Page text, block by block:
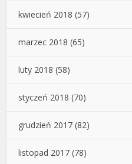
kwiecień 2018 (57)
marzec 2018 (65)
luty 2018 (58)
styczeń 2018 (70)
grudzień 2017 (82)
listopad 2017 (78)